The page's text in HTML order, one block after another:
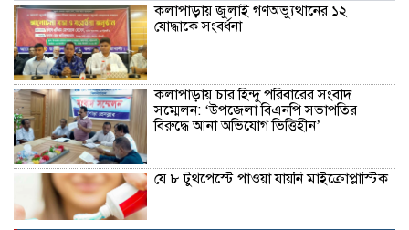
কলাপাড়ায় জুলাই গণঅভ্যুত্থানের ১২
যোদ্ধাকে সংবর্ধনা
কলাপাড়ায় চার হিন্দু পরিবারের সংবাদ
সম্মেলন: ‘উপজেলা বিএনপি সভাপতির
বিরুদ্ধে আনা অভিযোগ ভিত্তিহীন’
যে ৮ টুথপেস্টে পাওয়া যায়নি মাইক্রোপ্লাস্টিক